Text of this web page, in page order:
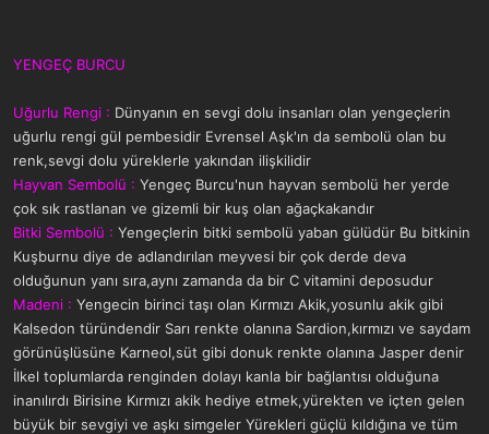
YENGEÇ BURCU
Uğurlu Rengi : Dünyanın en sevgi dolu insanları olan yengeçlerin
uğurlu rengi gül pembesidir Evrensel Aşk'ın da sembolü olan bu
renk,sevgi dolu yüreklerle yakından ilişkilidir
Hayvan Sembolü : Yengeç Burcu'nun hayvan sembolü her yerde
çok sık rastlanan ve gizemli bir kuş olan ağaçkakandır
Bitki Sembolü : Yengeçlerin bitki sembolü yaban gülüdür Bu bitkinin
Kuşburnu diye de adlandırılan meyvesi bir çok derde deva
olduğunun yanı sıra,aynı zamanda da bir C vitamini deposudur
Madeni : Yengecin birinci taşı olan Kırmızı Akik,yosunlu akik gibi
Kalsedon türündendir Sarı renkte olanına Sardion,kırmızı ve saydam
görünüşlüsüne Karneol,süt gibi donuk renkte olanına Jasper denir
İlkel toplumlarda renginden dolayı kanla bir bağlantısı olduğuna
inanılırdı Birisine Kırmızı akik hediye etmek,yürekten ve içten gelen
büyük bir sevgiyi ve aşkı simgeler Yürekleri güçlü kıldığına ve tüm